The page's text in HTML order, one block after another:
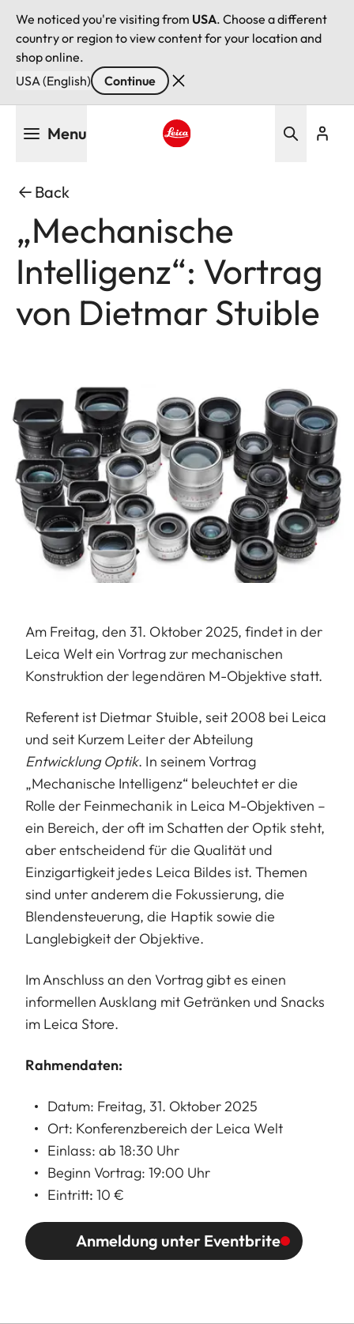
We noticed you're visiting from USA. Choose a different
country or region to view content for your location and
shop online.
USA (English)
Continue
Menu
Back
„Mechanische
Intelligenz“: Vortrag
von Dietmar Stuible
Am Freitag, den 31. Oktober 2025, findet in der
Leica Welt ein Vortrag zur mechanischen
Konstruktion der legendären M-Objektive statt.
Referent ist Dietmar Stuible, seit 2008 bei Leica
und seit Kurzem Leiter der Abteilung
Entwicklung Optik. In seinem Vortrag
„Mechanische Intelligenz“ beleuchtet er die
Rolle der Feinmechanik in Leica M-Objektiven –
ein Bereich, der oft im Schatten der Optik steht,
aber entscheidend für die Qualität und
Einzigartigkeit jedes Leica Bildes ist. Themen
sind unter anderem die Fokussierung, die
Blendensteuerung, die Haptik sowie die
Langlebigkeit der Objektive.
Im Anschluss an den Vortrag gibt es einen
informellen Ausklang mit Getränken und Snacks
im Leica Store.
Rahmendaten:
Datum: Freitag, 31. Oktober 2025
Ort: Konferenzbereich der Leica Welt
Einlass: ab 18:30 Uhr
Beginn Vortrag: 19:00 Uhr
Eintritt: 10 €
Anmeldung unter Eventbrite